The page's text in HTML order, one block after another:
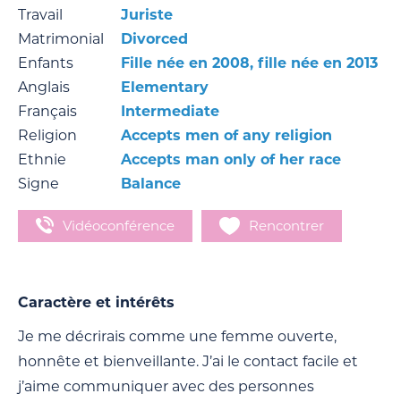
Travail
Juriste
Matrimonial
Divorced
Enfants
Fille née en 2008, fille née en 2013
Anglais
Elementary
Français
Intermediate
Religion
Accepts men of any religion
Ethnie
Accepts man only of her race
Signe
Balance
Vidéoconférence Rencontrer
Caractère et intérêts
Je me décrirais comme une femme ouverte,
honnête et bienveillante. J’ai le contact facile et
j’aime communiquer avec des personnes